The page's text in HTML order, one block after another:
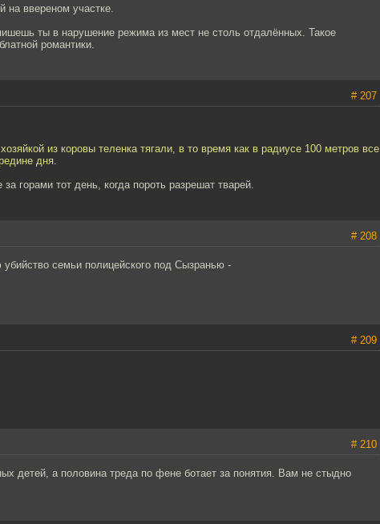
на ввереном участке.
ты в нарушение режима из мест не столь отдалённых. Такое
романтики.
# 207
из коровы теленка тягали, в то время как в радиусе 100 метров все
дня.
горами тот день, когда пороть разрешат тварей.
# 208
семьи полицейского под Сызранью -
# 209
# 210
детей, а половина треда по фене ботает за понятия. Вам не стыдно